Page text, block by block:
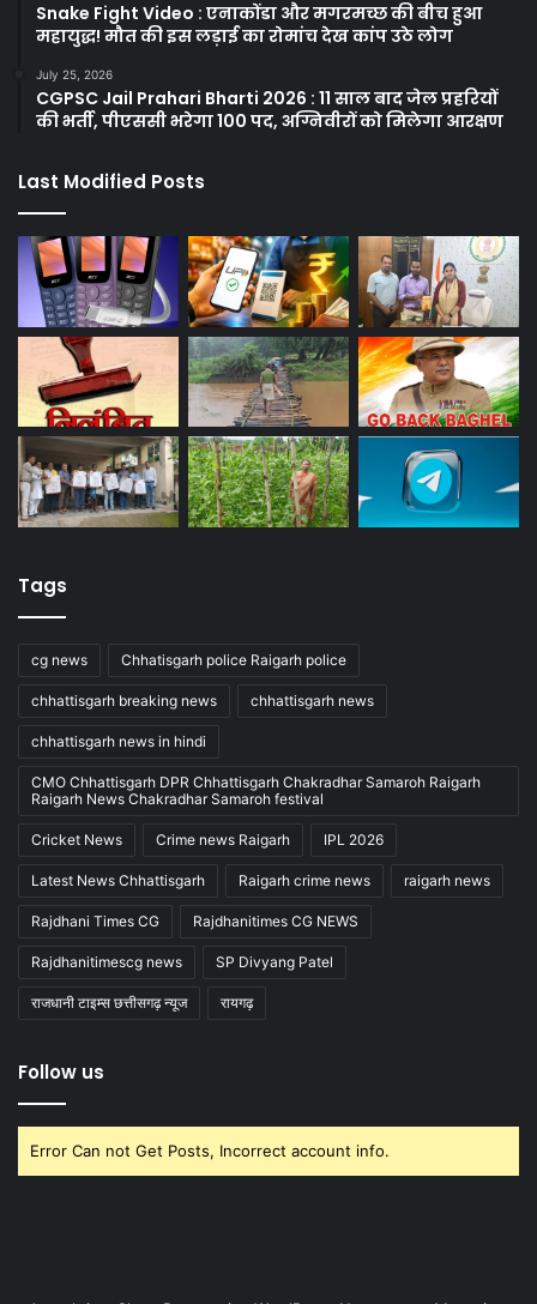
Snake Fight Video : एनाकोंडा और मगरमच्छ की बीच हुआ
महायुद्ध! मौत की इस लड़ाई का रोमांच देख कांप उठे लोग
July 25, 2026
CGPSC Jail Prahari Bharti 2026 : 11 साल बाद जेल प्रहरियों
की भर्ती, पीएससी भरेगा 100 पद, अग्निवीरों को मिलेगा आरक्षण
Last Modified Posts
Tags
cg news Chhatisgarh police Raigarh police
chhattisgarh breaking news chhattisgarh news
chhattisgarh news in hindi
CMO Chhattisgarh DPR Chhattisgarh Chakradhar Samaroh Raigarh
Raigarh News Chakradhar Samaroh festival
Cricket News Crime news Raigarh IPL 2026
Latest News Chhattisgarh Raigarh crime news raigarh news
Rajdhani Times CG Rajdhanitimes CG NEWS
Rajdhanitimescg news SP Divyang Patel
राजधानी टाइम्स छत्तीसगढ़ न्यूज रायगढ़
Follow us
Error Can not Get Posts, Incorrect account info.